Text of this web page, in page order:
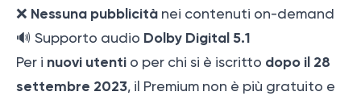
❌ Nessuna pubblicità nei contenuti on-demand
🔊 Supporto audio Dolby Digital 5.1
Per i nuovi utenti o per chi si è iscritto dopo il 28
settembre 2023, il Premium non è più gratuito e